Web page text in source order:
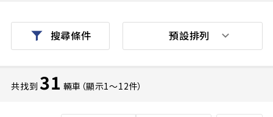
搜尋條件
共找到 31 輛車（顯示1〜12件）
預設排列